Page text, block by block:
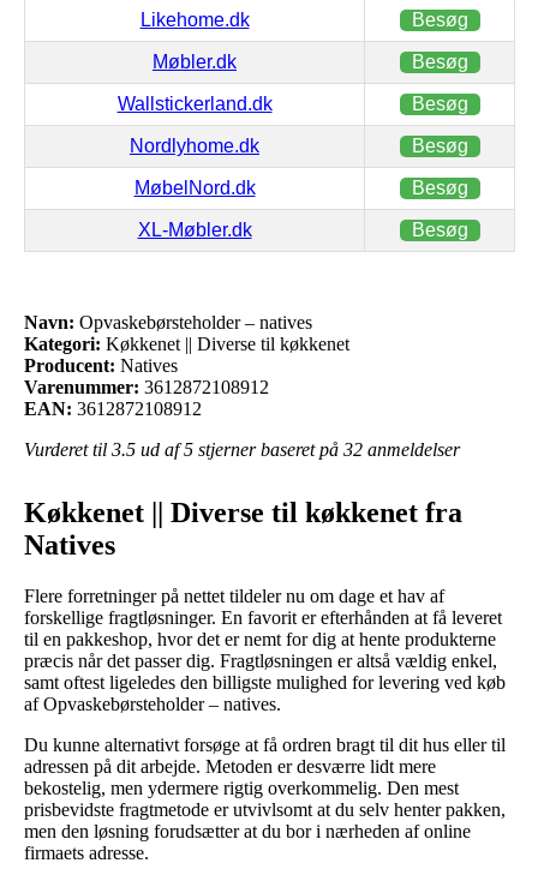
Likehome.dk Besøg
Møbler.dk Besøg
Wallstickerland.dk Besøg
Nordlyhome.dk Besøg
MøbelNord.dk Besøg
XL-Møbler.dk Besøg
Navn: Opvaskebørsteholder – natives
Kategori: Køkkenet || Diverse til køkkenet
Producent: Natives
Varenummer: 3612872108912
EAN: 3612872108912
Vurderet til 3.5 ud af 5 stjerner baseret på 32 anmeldelser
Køkkenet || Diverse til køkkenet fra
Natives
Flere forretninger på nettet tildeler nu om dage et hav af
forskellige fragtløsninger. En favorit er efterhånden at få leveret
til en pakkeshop, hvor det er nemt for dig at hente produkterne
præcis når det passer dig. Fragtløsningen er altså vældig enkel,
samt oftest ligeledes den billigste mulighed for levering ved køb
af Opvaskebørsteholder – natives.
Du kunne alternativt forsøge at få ordren bragt til dit hus eller til
adressen på dit arbejde. Metoden er desværre lidt mere
bekostelig, men ydermere rigtig overkommelig. Den mest
prisbevidste fragtmetode er utvivlsomt at du selv henter pakken,
men den løsning forudsætter at du bor i nærheden af online
firmaets adresse.